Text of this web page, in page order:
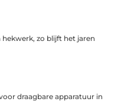
zo blijft het jaren
draagbare apparatuur in